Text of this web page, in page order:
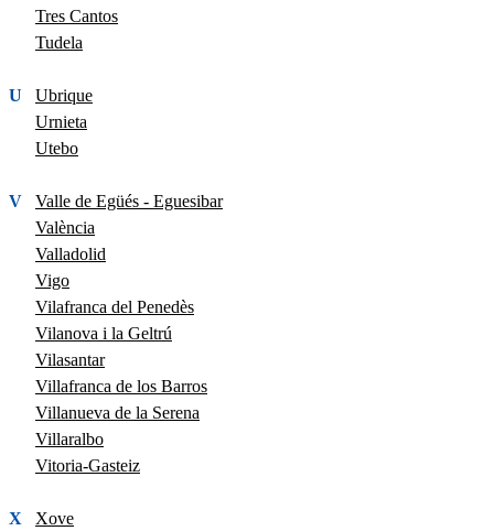
Tres Cantos
Tudela
U
Ubrique
Urnieta
Utebo
V
Valle de Egüés - Eguesibar
València
Valladolid
Vigo
Vilafranca del Penedès
Vilanova i la Geltrú
Vilasantar
Villafranca de los Barros
Villanueva de la Serena
Villaralbo
Vitoria-Gasteiz
X Xove